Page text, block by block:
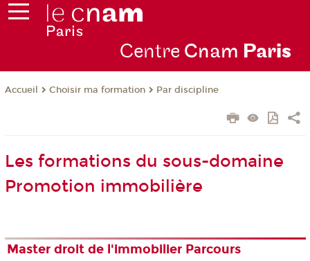
Centre Cnam Paris
Accueil Choisir ma formation Par discipline
Les formations du sous-domaine
Promotion immobilière
Master droit de l'immobilier Parcours